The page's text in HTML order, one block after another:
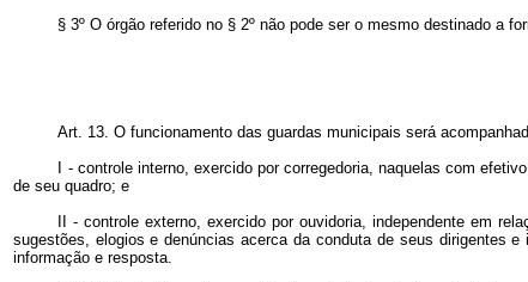
§ 3º O órgão referido no § 2º não pode ser o mesmo destinado a
Art. 13. O funcionamento das guardas municipais será
I - controle interno, exercido por corregedoria, naquelas com
de seu quadro; e
II - controle externo, exercido por ouvidoria, independente em
sugestões, elogios e denúncias acerca da conduta de seus dirigentes
informação e resposta.